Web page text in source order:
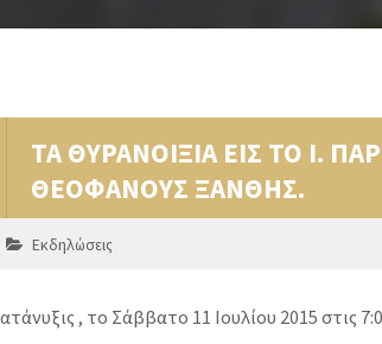
ΤΑ ΘΥΡΑΝΟΙΞΙΑ ΕΙΣ ΤΟ Ι.
ΘΕΟΦΑΝΟΥΣ ΞΑΝΘΗΣ.
Εκδηλώσεις
, το Σάββατο 11 Ιουλίου 2015